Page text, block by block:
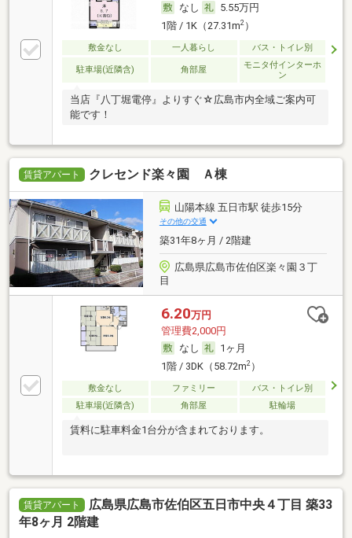
なし
5.55万円
1階 / 1K（27.31m2）
敷金なし 一人暮らし バス・トイレ別
駐車場(近隣含) 角部屋
モニタ付インターホ
ン
当店『八丁堀電停』よりすぐ☆広島市内全域ご案内可
能です！
賃貸アパート クレセンド楽々園 Ａ棟
山陽本線 五日市駅 徒歩15分
その他の交通
築31年8ヶ月 / 2階建
広島県広島市佐伯区楽々園３丁
目
6.20万円
管理費2,000円
なし
1ヶ月
1階 / 3DK（58.72m2）
敷金なし ファミリー
バス・トイレ別
駐車場(近隣含)
角部屋 駐輪場
賃料に駐車料金1台分が含まれております。
賃貸アパート
広島県広島市佐伯区五日市中央４丁目 築33
年8ヶ月 2階建